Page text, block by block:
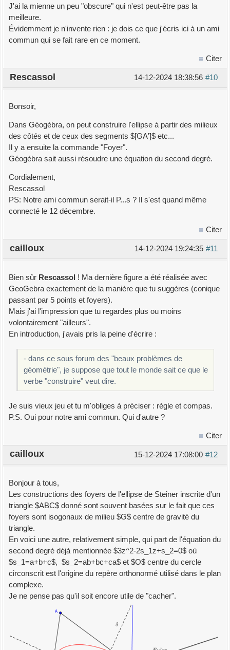
J'ai la mienne un peu "obscure" qui n'est peut-être pas la
meilleure.
Évidemment je n'invente rien : je dois ce que j'écris ici à un ami
commun qui se fait rare en ce moment.
Citer
#10
14-12-2024 18:38:56
Rescassol
Bonsoir,
Dans Géogébra, on peut construire l'ellipse à partir des milieux
des côtés et de ceux des segments $[GA']$ etc...
Il y a ensuite la commande "Foyer".
Géogébra sait aussi résoudre une équation du second degré.
Cordialement,
Rescassol
PS: Notre ami commun serait-il P...s ? Il s'est quand même
connecté le 12 décembre.
Citer
#11
14-12-2024 19:24:35
cailloux
Bien sûr Rescassol ! Ma dernière figure a été réalisée avec
GeoGebra exactement de la manière que tu suggères (conique
passant par 5 points et foyers).
Mais j'ai l'impression que tu regardes plus ou moins
volontairement "ailleurs".
En introduction, j'avais pris la peine d'écrire :
- dans ce sous forum des "beaux problèmes de
géométrie", je suppose que tout le monde sait ce que le
verbe "construire" veut dire.
Je suis vieux jeu et tu m'obliges à préciser : règle et compas.
P.S. Oui pour notre ami commun. Qui d'autre ?
Citer
#12
15-12-2024 17:08:00
cailloux
Bonjour à tous,
Les constructions des foyers de l'ellipse de Steiner inscrite d'un
triangle $ABC$ donné sont souvent basées sur le fait que ces
foyers sont isogonaux de milieu $G$ centre de gravité du
triangle.
En voici une autre, relativement simple, qui part de l'équation du
second degré déjà mentionnée $3z^2-2s_1z+s_2=0$ où
$s_1=a+b+c$, $s_2=ab+bc+ca$ et $O$ centre du cercle
circonscrit est l'origine du repère orthonormé utilisé dans le plan
complexe.
Je ne pense pas qu'il soit encore utile de "cacher".